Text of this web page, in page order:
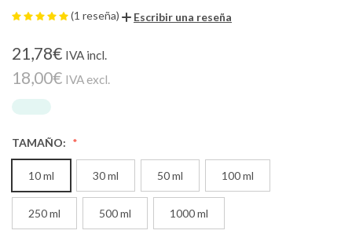
(1 reseña) Escribir una reseña
21,78€ IVA incl.
18,00€ IVA excl.
TAMAÑO:
10 ml 30 ml 50 ml 100 ml
250 ml 500 ml 1000 ml